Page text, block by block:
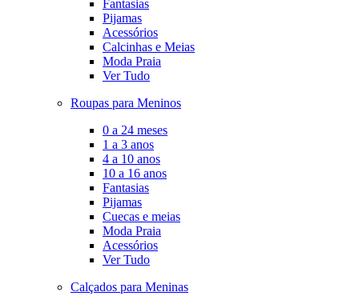
Fantasias
Pijamas
Acessórios
Calcinhas e Meias
Moda Praia
Ver Tudo
Roupas para Meninos
0 a 24 meses
1 a 3 anos
4 a 10 anos
10 a 16 anos
Fantasias
Pijamas
Cuecas e meias
Moda Praia
Acessórios
Ver Tudo
Calçados para Meninas